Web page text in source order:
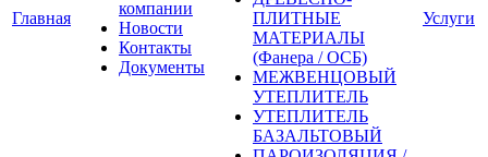
Главная
компании
Новости
Контакты
Документы
ПЛИТНЫЕ
МАТЕРИАЛЫ
(Фанера / ОСБ)
МЕЖВЕНЦОВЫЙ
УТЕПЛИТЕЛЬ
УТЕПЛИТЕЛЬ
БАЗАЛЬТОВЫЙ
Услуги